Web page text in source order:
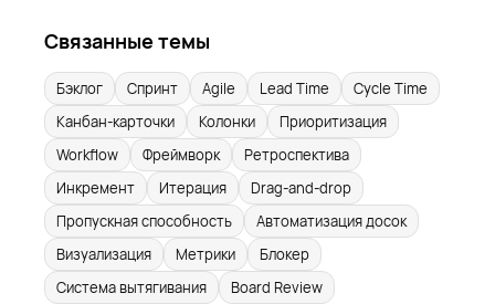
Связанные темы
Бэклог Спринт Agile Lead Time
Cycle Time
Канбан-карточки
Колонки
Приоритизация
Workflow
Фреймворк
Ретроспектива
Инкремент
Итерация
Drag-and-drop
Пропускная способность
Автоматизация досок
Визуализация
Метрики
Блокер
Система вытягивания
Board Review